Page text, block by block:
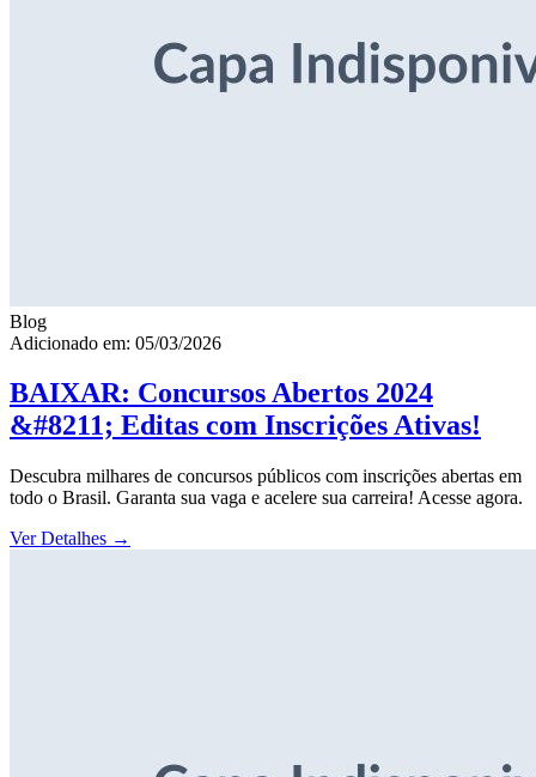
Blog
Adicionado em: 05/03/2026
BAIXAR: Concursos Abertos 2024
&#8211; Editas com Inscrições Ativas!
Descubra milhares de concursos públicos com inscrições abertas em
todo o Brasil. Garanta sua vaga e acelere sua carreira! Acesse agora.
Ver Detalhes →